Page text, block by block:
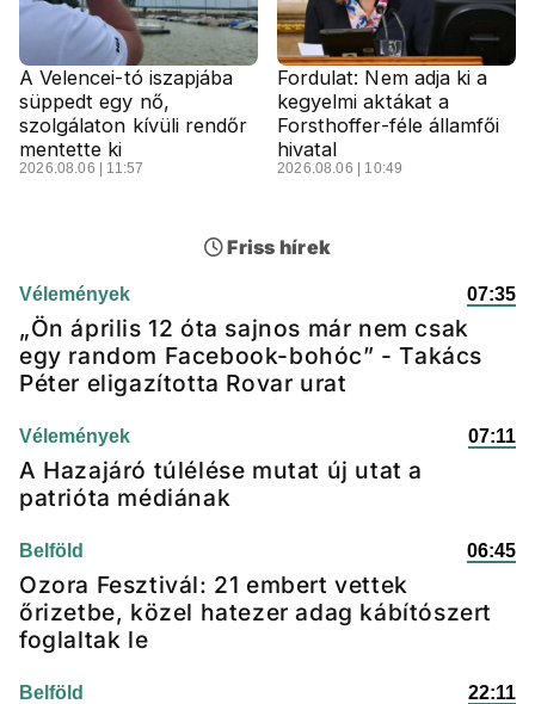
A Velencei-tó iszapjába
süppedt egy nő,
szolgálaton kívüli rendőr
mentette ki
2026.08.06 | 11:57
Fordulat: Nem adja ki a
kegyelmi aktákat a
Forsthoffer-féle államfői
hivatal
2026.08.06 | 10:49
Friss hírek
Vélemények 07:35
„Ön április 12 óta sajnos már nem csak
egy random Facebook-bohóc” - Takács
Péter eligazította Rovar urat
Vélemények 07:11
A Hazajáró túlélése mutat új utat a
patrióta médiának
Belföld 06:45
Ozora Fesztivál: 21 embert vettek
őrizetbe, közel hatezer adag kábítószert
foglaltak le
Belföld 22:11